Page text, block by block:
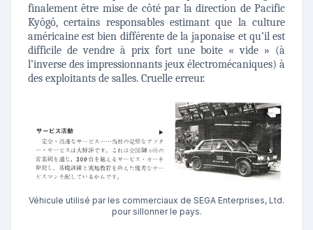
finalement être mise de côté par la direction de Pacific
Kyôgô, certains responsables estimant que la culture
américaine est bien différente de la japonaise et qu’il est
difficile de vendre à prix fort une boite « vide » (à
l’inverse des impressionnants jeux électromécaniques) à
des exploitants de salles. Cruelle erreur.
Véhicule utilisé par les commerciaux de SEGA Enterprises, Ltd.
pour sillonner le pays.